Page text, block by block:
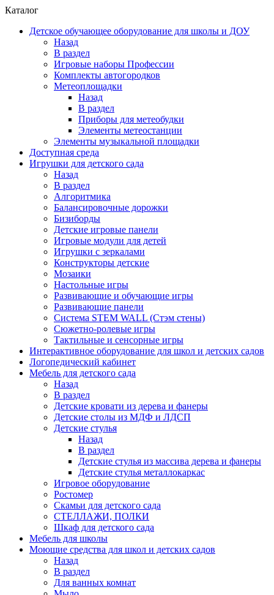
Каталог
Детское обучающее оборудование для школы и ДОУ
Назад
В раздел
Игровые наборы Профессии
Комплекты автогородков
Метеоплощадки
Назад
В раздел
Приборы для метеобудки
Элементы метеостанции
Элементы музыкальной площадки
Доступная среда
Игрушки для детского сада
Назад
В раздел
Алгоритмика
Балансировочные дорожки
Бизиборды
Детские игровые панели
Игровые модули для детей
Игрушки с зеркалами
Конструкторы детские
Мозаики
Настольные игры
Развивающие и обучающие игры
Развивающие панели
Система STEM WALL (Cтэм стены)
Сюжетно-ролевые игры
Тактильные и сенсорные игры
Интерактивное оборудование для школ и детских садов
Логопедический кабинет
Мебель для детского сада
Назад
В раздел
Детские кровати из дерева и фанеры
Детские столы из МДФ и ЛДСП
Детские стулья
Назад
В раздел
Детские стулья из массива дерева и фанеры
Детские стулья металлокаркас
Игровое оборудование
Ростомер
Скамьи для детского сада
СТЕЛЛАЖИ, ПОЛКИ
Шкаф для детского сада
Мебель для школы
Моющие средства для школ и детских садов
Назад
В раздел
Для ванных комнат